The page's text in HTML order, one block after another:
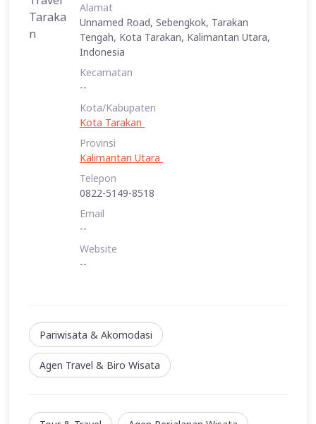
Alamat
Unnamed Road, Sebengkok, Tarakan
Tengah, Kota Tarakan, Kalimantan Utara,
Indonesia
Kecamatan
--
Kota/Kabupaten
Kota Tarakan
Provinsi
Kalimantan Utara
Telepon
0822-5149-8518
Email
--
Website
--
Pariwisata & Akomodasi
Agen Travel & Biro Wisata